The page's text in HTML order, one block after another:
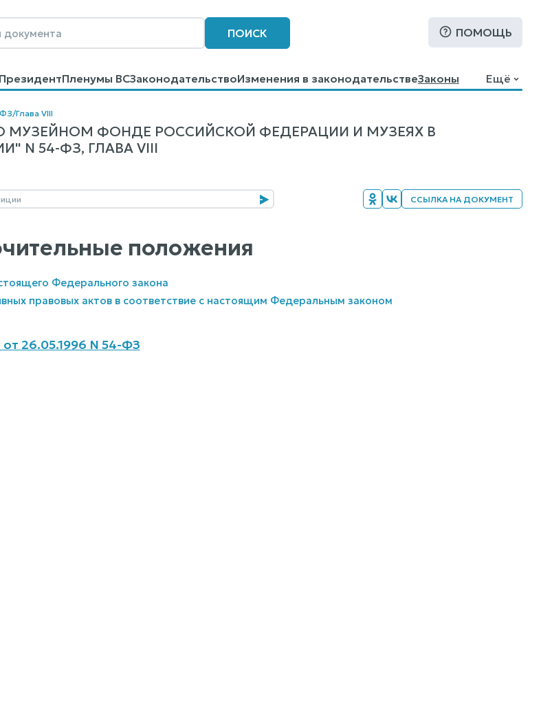
ПОИСК ПОМОЩЬ
ПрезидентПленумы ВСЗаконодательствоИзменения в законодательствеЗаконы
ПомощьПоиск
Ещё
/Глава VIII
МУЗЕЙНОМ ФОНДЕ РОССИЙСКОЙ ФЕДЕРАЦИИ И МУЗЕЯХ В
N 54-ФЗ, ГЛАВА VIII
ССЫЛКА НА ДОКУМЕНТ
положения
Федерального закона
правовых актов в соответствие с настоящим Федеральным законом
26.05.1996 N 54-ФЗ